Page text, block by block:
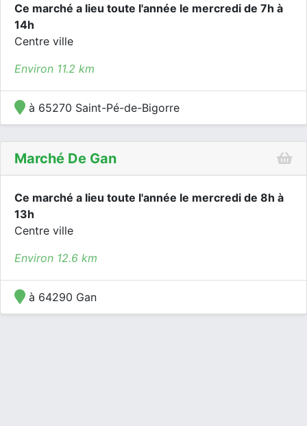
Ce marché a lieu toute l'année le mercredi de 7h à
14h
Centre ville
Environ 11.2 km
à 65270 Saint-Pé-de-Bigorre
Marché De Gan
Ce marché a lieu toute l'année le mercredi de 8h à
13h
Centre ville
Environ 12.6 km
à 64290 Gan